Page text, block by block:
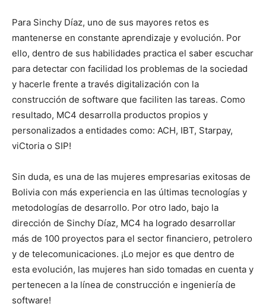
Para Sinchy Díaz, uno de sus mayores retos es
mantenerse en constante aprendizaje y evolución. Por
ello, dentro de sus habilidades practica el saber escuchar
para detectar con facilidad los problemas de la sociedad
y hacerle frente a través digitalización con la
construcción de software que faciliten las tareas. Como
resultado, MC4 desarrolla productos propios y
personalizados a entidades como: ACH, IBT, Starpay,
viCtoria o SIP!
Sin duda, es una de las mujeres empresarias exitosas de
Bolivia con más experiencia en las últimas tecnologías y
metodologías de desarrollo. Por otro lado, bajo la
dirección de Sinchy Díaz, MC4 ha logrado desarrollar
más de 100 proyectos para el sector financiero, petrolero
y de telecomunicaciones. ¡Lo mejor es que dentro de
esta evolución, las mujeres han sido tomadas en cuenta y
pertenecen a la línea de construcción e ingeniería de
software!